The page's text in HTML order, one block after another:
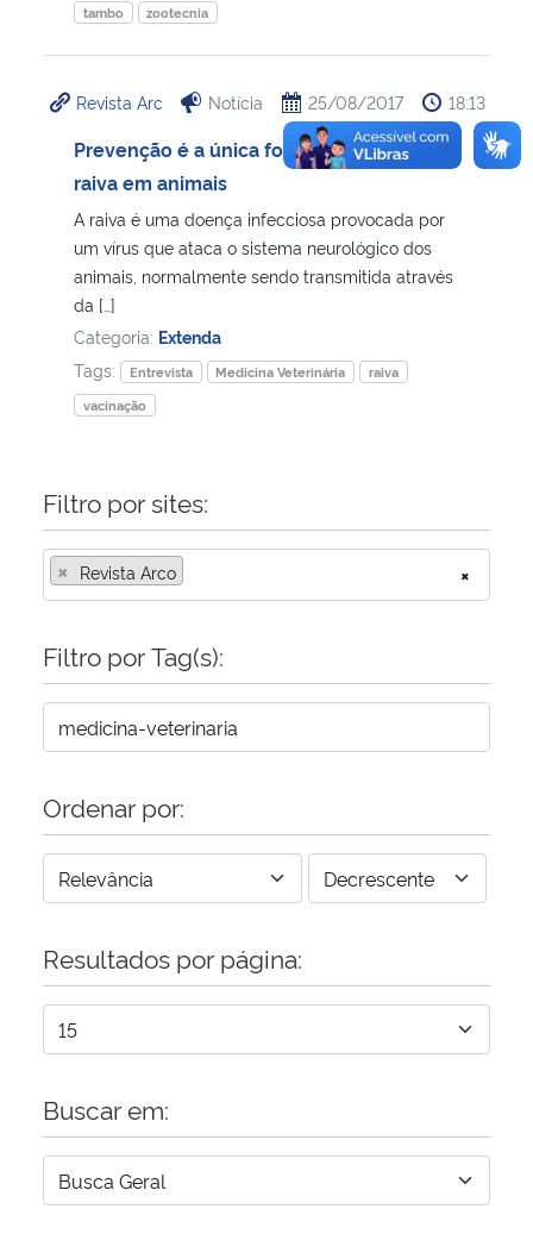
tambo
zootecnia
Revista Arc Notícia 25/08/2017 18:13
Prevenção é a única forma de controle da
raiva em animais
A raiva é uma doença infecciosa provocada por
um vírus que ataca o sistema neurológico dos
animais, normalmente sendo transmitida através
da […]
Categoria: Extenda
Tags:
Entrevista Medicina Veterinária
raiva
vacinação
Filtro por sites:
×
× Revista Arco
Filtro por Tag(s):
Ordenar por:
Resultados por página:
Buscar em: